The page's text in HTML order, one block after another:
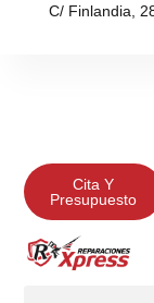
C/ Finlandia,
Cita Y
Presupuesto